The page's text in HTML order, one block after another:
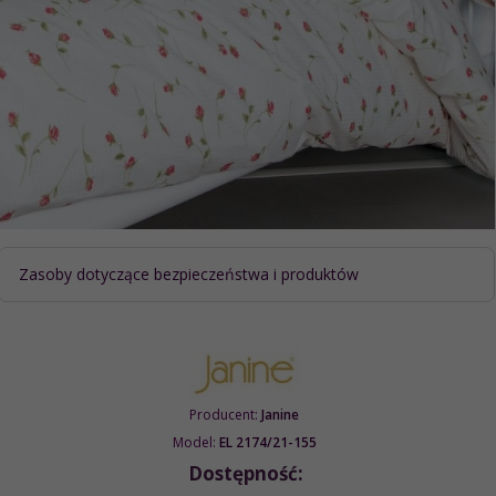
Zasoby dotyczące bezpieczeństwa i produktów
Producent: Janine
Model: EL 2174/21-155
Dostępność: